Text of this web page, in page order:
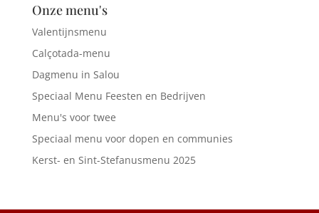
Onze menu's
Valentijnsmenu
Calçotada-menu
Dagmenu in Salou
Speciaal Menu Feesten en Bedrijven
Menu's voor twee
Speciaal menu voor dopen en communies
Kerst- en Sint-Stefanusmenu 2025